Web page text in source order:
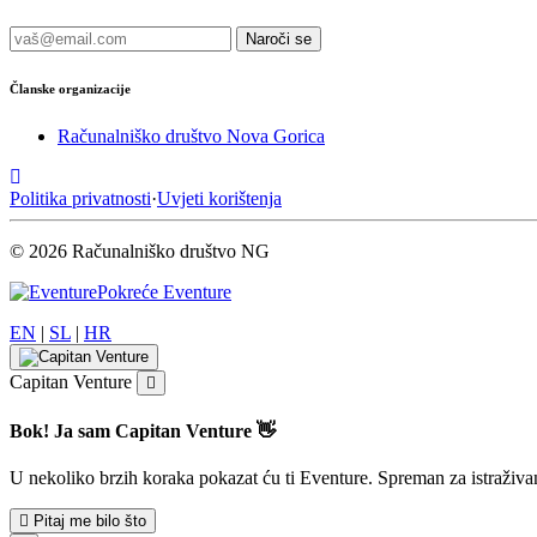
Naroči se
Članske organizacije
Računalniško društvo Nova Gorica
Politika privatnosti·Uvjeti korištenja
© 2026 Računalniško društvo NG
Pokreće Eventure
EN | SL | HR
Capitan Venture
Bok! Ja sam Capitan Venture 👋
U nekoliko brzih koraka pokazat ću ti Eventure. Spreman za
Pitaj me bilo što